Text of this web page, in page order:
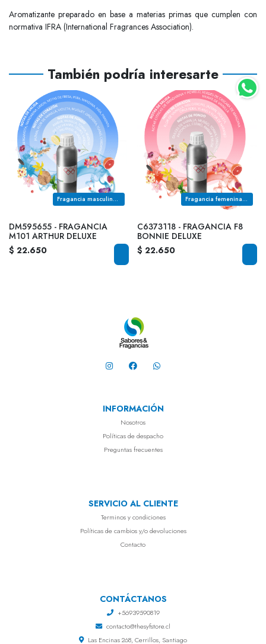
Aromatizante preparado en base a materias primas que cumplen con
normativa IFRA (International Fragrances Association).
También podría interesarte
Fragancia masculina de la familia olfativa ORIENTAL AMBARADA
DM595655 - FRAGANCIA
M101 ARTHUR DELUXE
$ 22.650
Fragancia femenina de la familia olfativa ORIENTAL FLORAL
C6373118 - FRAGANCIA F8
BONNIE DELUXE
$ 22.650
INFORMACIÓN
Nosotros
Políticas de despacho
Preguntas frecuentes
SERVICIO AL CLIENTE
Terminos y condiciones
Políticas de cambios y/o devoluciones
Contacto
CONTÁCTANOS
+56939590819
contacto@thesyfstore.cl
Las Encinas 268, Cerrillos, Santiago